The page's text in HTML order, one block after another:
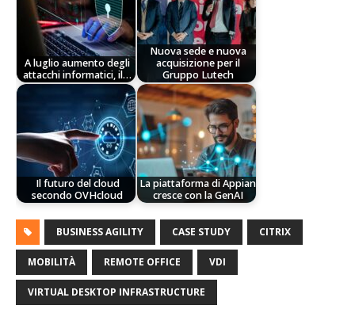
A luglio aumento degli
attacchi informatici, il…
Nuova sede e nuova
acquisizione per il
Gruppo Lutech
Il futuro del cloud
secondo OVHcloud
La piattaforma di Appian
cresce con la GenAI
BUSINESS AGILITY CASE STUDY CITRIX
MOBILITÀ REMOTE OFFICE VDI
VIRTUAL DESKTOP INFRASTRUCTURE